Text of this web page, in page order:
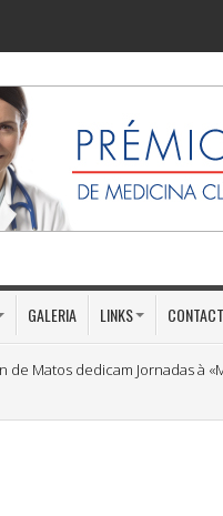
GALERIA LINKS
Matos dedicam Jornadas à